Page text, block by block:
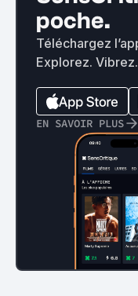
poche.
Téléchargez
Explorez.
EN SAVOIR PLUS